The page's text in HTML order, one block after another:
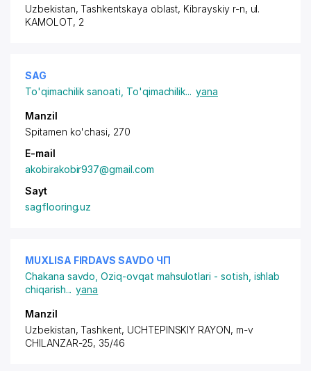
Uzbekistan, Tashkentskaya oblast, Kibrayskiy r-n, ul.
KAMOLOT, 2
SAG
To'qimachilik sanoati To'qimachilik... yana
Manzil
Spitamen ko'chasi, 270
E-mail
akobirakobir937@gmail.com
Sayt
sagflooring.uz
MUXLISA FIRDAVS SAVDO ЧП
Chakana savdo ,Oziq-ovqat mahsulotlari - sotish, ishlab
chiqarish... yana
Manzil
Uzbekistan, Tashkent, UCHTEPINSKIY RAYON, m-v
CHILANZAR-25, 35/46